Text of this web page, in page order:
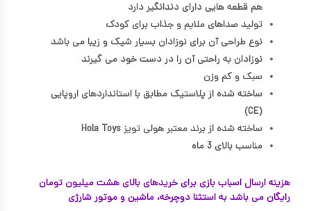
هم قطعه هایی دارای دندانگیر دارد
تولید صداهای ملایم و جذاب برای کودک
نوع طراحی آن برای نوزادان بسیار شیک و زیبا می باشد
نوزادان به راحتی آن را در دست خود می گیرند
سبک و کم وزن
ساخته شده از پلاستیک مطابق با استانداردهای اروپایی
(CE)
ساخته شده از برند معتبر هولی تویز Hola Toys
مناسب بالای 3 ماه
هزینه ارسال اسباب بازی برای خریدهای بالای هشت میلیون تومان
رایگان می باشد به استثنا دوچرخه، ماشین و موتور شارژی